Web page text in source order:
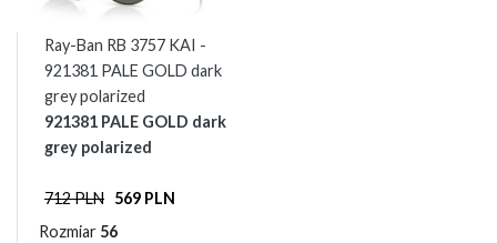
Ray-Ban RB 3757 KAI -
921381 PALE GOLD dark
grey polarized
921381 PALE GOLD dark
grey polarized
712 PLN 569 PLN
Rozmiar 56